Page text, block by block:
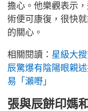
擔心。他樂觀表示
術便可康復，很快
的關心。
相關閱讀： 星級大
辰驚爆有陰陽眼親
易「瀨嘢」
張與辰餅印媽